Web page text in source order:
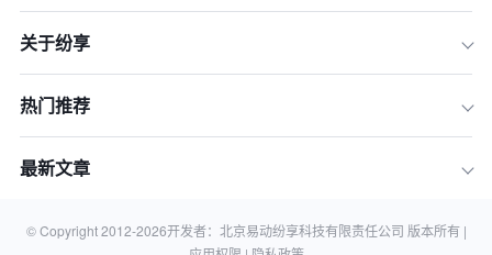
1.数字化营销预算分配的基本原则
相关知识
关于纷享
热门推荐
最新文章
© Copyright 2012-2026开发者：北京易动纷享科技有限责任公司 版本所有 |